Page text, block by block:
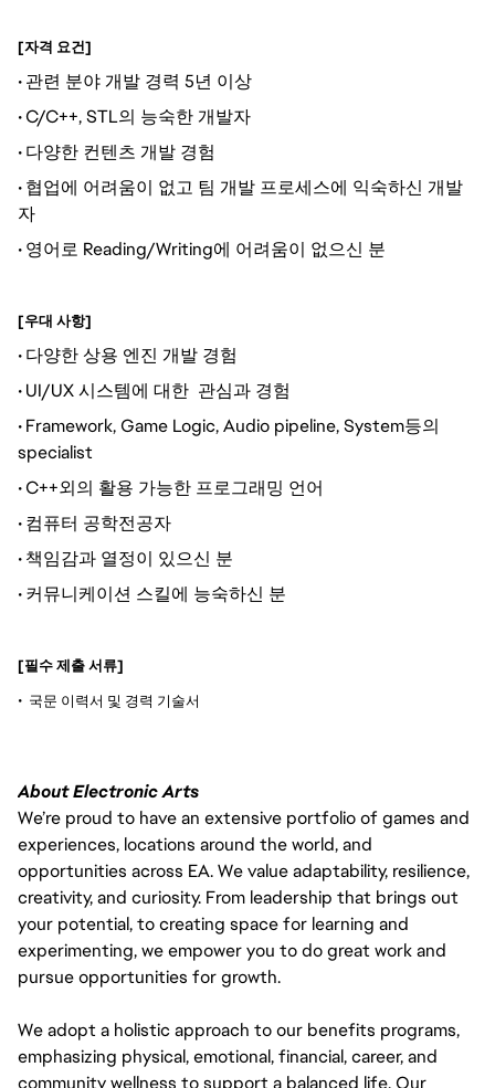
[자격 요건]
• 관련 분야 개발 경력 5년 이상
•C/C++, STL의 능숙한 개발자
• 다양한 컨텐츠 개발 경험
• 협업에 어려움이 없고 팀 개발 프로세스에 익숙하신 개발
자
• 영어로 Reading/Writing에 어려움이 없으신 분
[우대 사항]
• 다양한 상용 엔진 개발 경험
• UI/UX 시스템에 대한 관심과 경험
• Framework, Game Logic, Audio pipeline, System등의
specialist
•C++외의 활용 가능한 프로그래밍 언어
• 컴퓨터 공학전공자
• 책임감과 열정이 있으신 분
• 커뮤니케이션 스킬에 능숙하신 분
[필수 제출 서류]
• 국문 이력서 및 경력 기술서
About Electronic Arts
We’re proud to have an extensive portfolio of games and
experiences, locations around the world, and
opportunities across EA. We value adaptability, resilience,
creativity, and curiosity. From leadership that brings out
your potential, to creating space for learning and
experimenting, we empower you to do great work and
pursue opportunities for growth.
We adopt a holistic approach to our benefits programs,
emphasizing physical, emotional, financial, career, and
community wellness to support a balanced life. Our